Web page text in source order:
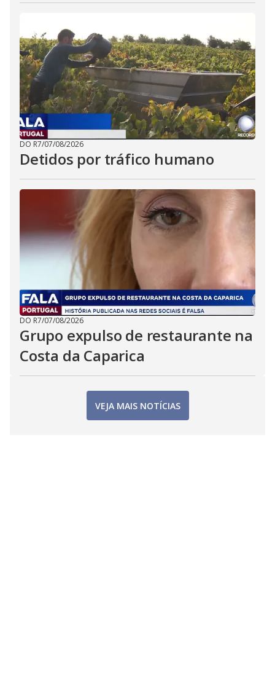
DO R7/07/08/2026
Detidos por tráfico humano
DO R7/07/08/2026
Grupo expulso de restaurante na
Costa da Caparica
VEJA MAIS NOTÍCIAS